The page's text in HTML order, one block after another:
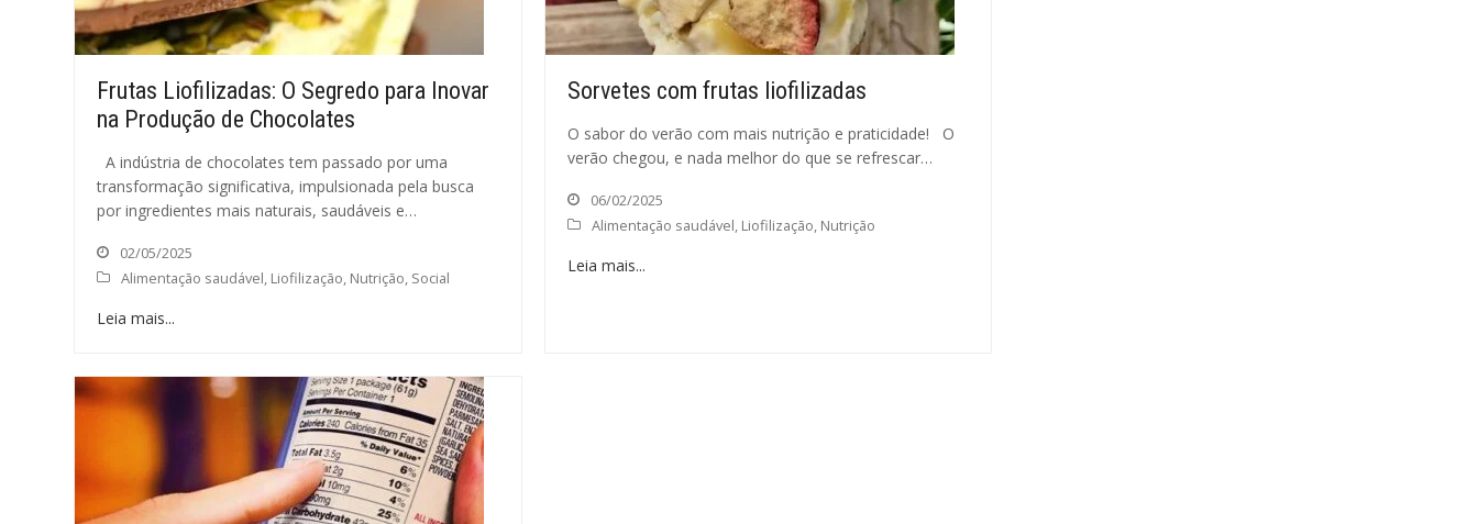
Frutas Liofilizadas: O Segredo para Inovar
na Produção de Chocolates
A indústria de chocolates tem passado por uma
transformação significativa, impulsionada pela busca
por ingredientes mais naturais, saudáveis e…
02/05/2025
Alimentação saudável, Liofilização, Nutrição, Social
Leia mais...
Sorvetes com frutas liofilizadas
O sabor do verão com mais nutrição e praticidade! O
verão chegou, e nada melhor do que se refrescar…
06/02/2025
Alimentação saudável, Liofilização, Nutrição
Leia mais...